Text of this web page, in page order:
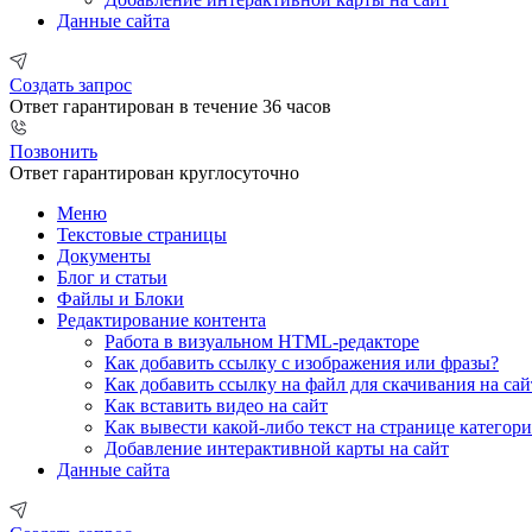
Данные сайта
Создать запрос
Ответ гарантирован в течение 36 часов
Позвонить
Ответ гарантирован круглосуточно
Меню
Текстовые страницы
Документы
Блог и статьи
Файлы и Блоки
Редактирование контента
Работа в визуальном HTML-редакторе
Как добавить ссылку с изображения или фразы?
Как добавить ссылку на файл для скачивания на
Как вставить видео на сайт
Как вывести какой-либо текст на странице
Добавление интерактивной карты на сайт
Данные сайта